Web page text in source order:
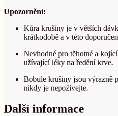
Upozornění:
Kůra krušiny je v větších
krátkodobě a v této
Nevhodné pro těhotné a
užívající léky na ředění krve.
Bobule krušiny jsou výrazně
nikdy je nepožívejte.
Další informace